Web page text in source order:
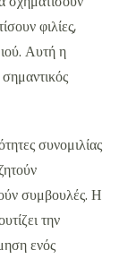
φιλίες,
Αυτή η
συνομιλίας
συμβουλές. Η
την
ενός